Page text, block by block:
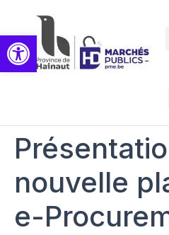
nouvelle
e-
Ouvrir la barre d’outils